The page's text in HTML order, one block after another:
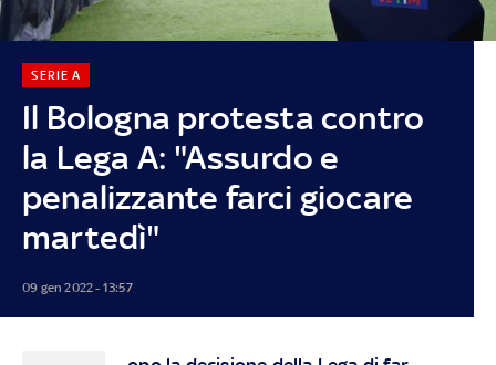
Il Bologna protesta contro
la Lega A: "Assurdo e
penalizzante farci giocare
martedì"
SERIE A
09 gen 2022 - 13:57